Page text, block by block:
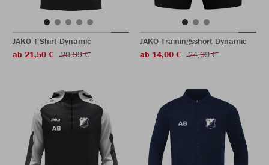
JAKO T-Shirt Dynamic
ab 21,50 €
29,99 €
JAKO Trainingsshort Dynamic
ab 14,00 €
24,99 €